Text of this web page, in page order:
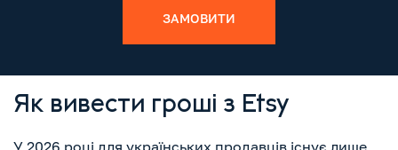
ЗАМОВИТИ
Як вивести гроші з Etsy
У 2026 році для українських продавців існує лише